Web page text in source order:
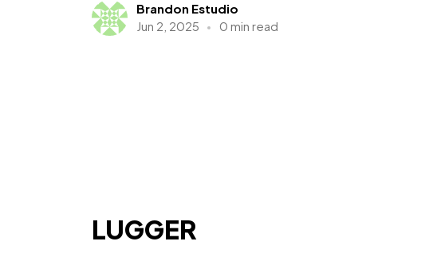
Brandon Estudio
Jun 2, 2025
0 min read
LUGGER